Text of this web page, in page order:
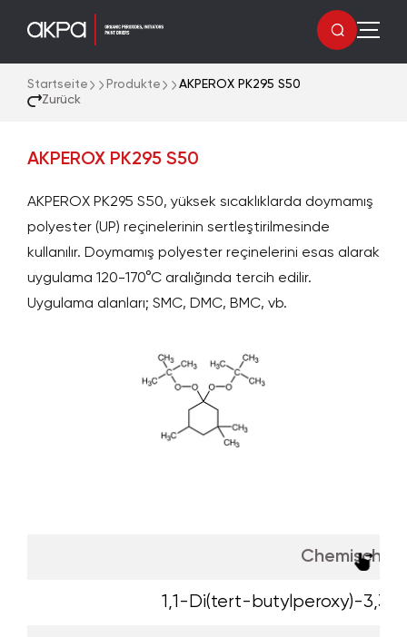
Zurück
Startseite Produkte AKPEROX PK295 S50
AKPEROX PK295 S50
AKPEROX PK295 S50, yüksek sıcaklıklarda doymamış
polyester (UP) reçinelerinin sertleştirilmesinde
kullanılır. Doymamış polyester reçinelerini esas alarak
uygulama 120-170°C aralığında tercih edilir.
Uygulama alanları; SMC, DMC, BMC, vb.
Chemischer
1,1-Di(tert-butylperoxy)-